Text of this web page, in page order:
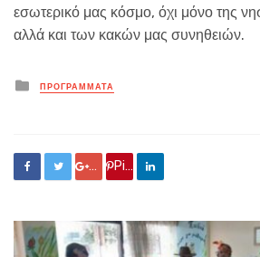
εσωτερικό μας κόσμο, όχι μόνο της
αλλά και των κακών μας συνηθειών.
Posted
in
ΠΡΟΓΡΑΜΜΑΤΑ
Google +
Pin it